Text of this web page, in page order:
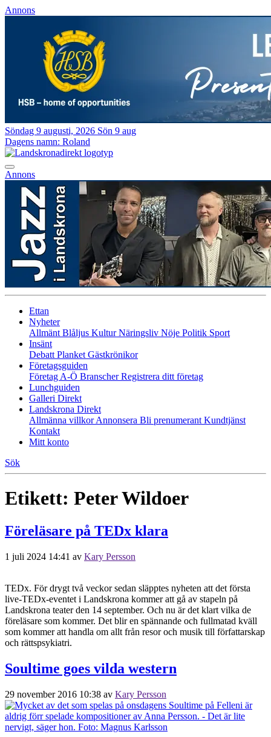
Annons
Söndag 9 augusti, 2026 Sön 9 aug
Dagens namn: Roland
Annons
Ettan
Nyheter
Allmänt Blåljus KulturNäringsliv Nöje Politik Sport
Insänt
Debatt Planket Gästkrönikor
Företagsguiden
Företag A-Ö BranscherRegistrera ditt företag
Lunchguiden
Galleri Direkt
Landskrona Direkt
Allmänna villkorAnnonsera Bli prenumerant Kundtjänst
Kontakt
Mitt konto
Sök
Etikett: Peter Wildoer
Föreläsare på TEDx klara
1 juli 2024 14:41 av Kary Persson
TEDx. För drygt två veckor sedan släpptes nyheten att det första
live-TEDx-eventet i Landskrona kommer att gå av stapeln på
Landskrona teater den 14 september. Och nu är det klart vilka de
föreläsare som kommer. Det blir en spännande och fullmatad kväll
som kommer att handla om allt från resor och musik till författarskap
och rättspsykiatri.
Soultime goes vilda western
29 november 2016 10:38 av Kary Persson